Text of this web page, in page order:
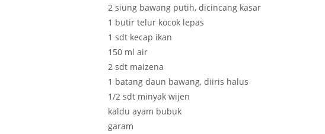
2 siung bawang putih, dicincang kasar
1 butir telur kocok lepas
1 sdt kecap ikan
150 ml air
2 sdt maizena
1 batang daun bawang, diiris halus
1/2 sdt minyak wijen
kaldu ayam bubuk
garam